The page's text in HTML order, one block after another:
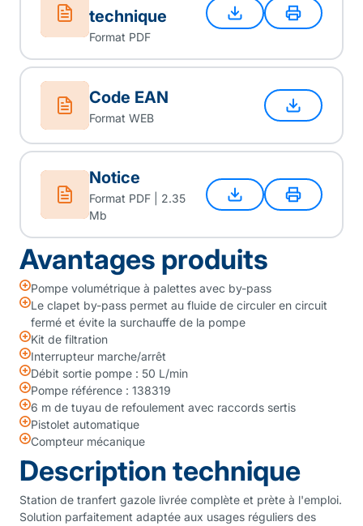
technique
Format PDF
Code EAN
Format WEB
Notice
Format PDF | 2.35
Mb
Avantages produits
Pompe volumétrique à palettes avec by-pass
Le clapet by-pass permet au fluide de circuler en circuit
fermé et évite la surchauffe de la pompe
Kit de filtration
Interrupteur marche/arrêt
Débit sortie pompe : 50 L/min
Pompe référence : 138319
6 m de tuyau de refoulement avec raccords sertis
Pistolet automatique
Compteur mécanique
Description technique
Station de tranfert gazole livrée complète et prète à l'emploi.
Solution parfaitement adaptée aux usages réguliers des